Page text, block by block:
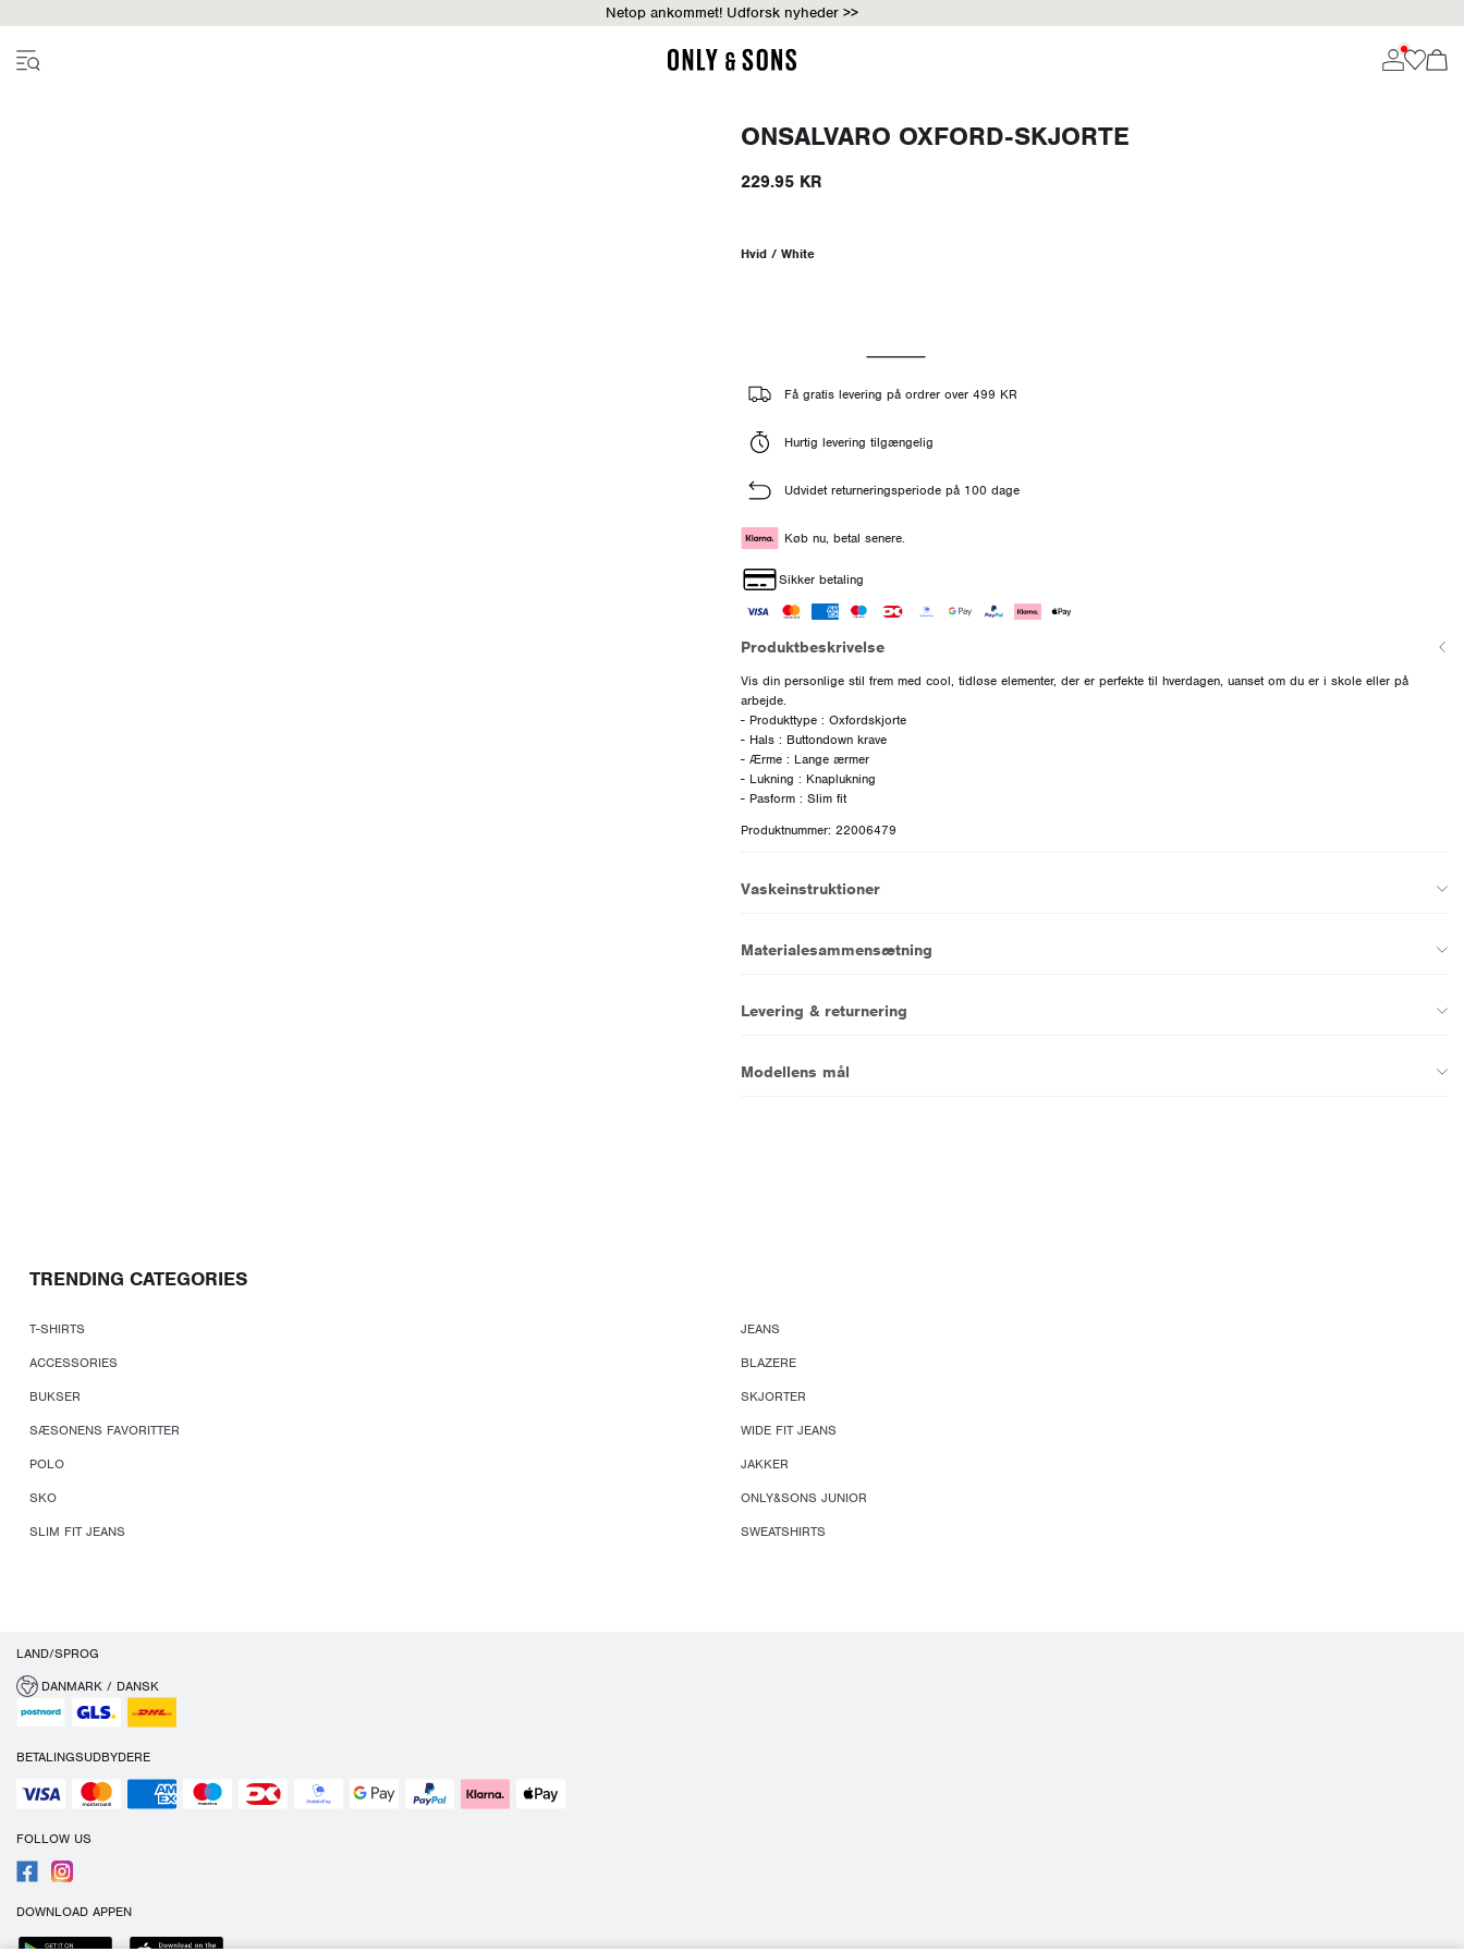
Netop ankommet! Udforsk nyheder >>
ONSALVARO OXFORD-SKJORTE
229.95 KR
Hvid / White
Få gratis levering på ordrer over 499 KR
Hurtig levering tilgængelig
Udvidet returneringsperiode på 100 dage
Køb nu, betal senere.
Sikker betaling
Produktbeskrivelse
Vis din personlige stil frem med cool, tidløse elementer, der er perfekte til hverdagen, uanset om du er i skole eller på
arbejde.
- Produkttype : Oxfordskjorte
- Hals : Buttondown krave
- Ærme : Lange ærmer
- Lukning : Knaplukning
- Pasform : Slim fit
Produktnummer: 22006479
Vaskeinstruktioner
Materialesammensætning
Levering & returnering
Modellens mål
TRENDING CATEGORIES
T-SHIRTS
JEANS
ACCESSORIES
BLAZERE
BUKSER
SKJORTER
SÆSONENS FAVORITTER
WIDE FIT JEANS
POLO
JAKKER
SKO
ONLY&SONS JUNIOR
SLIM FIT JEANS
SWEATSHIRTS
LAND/SPROG
DANMARK / DANSK
BETALINGSUDBYDERE
FOLLOW US
DOWNLOAD APPEN